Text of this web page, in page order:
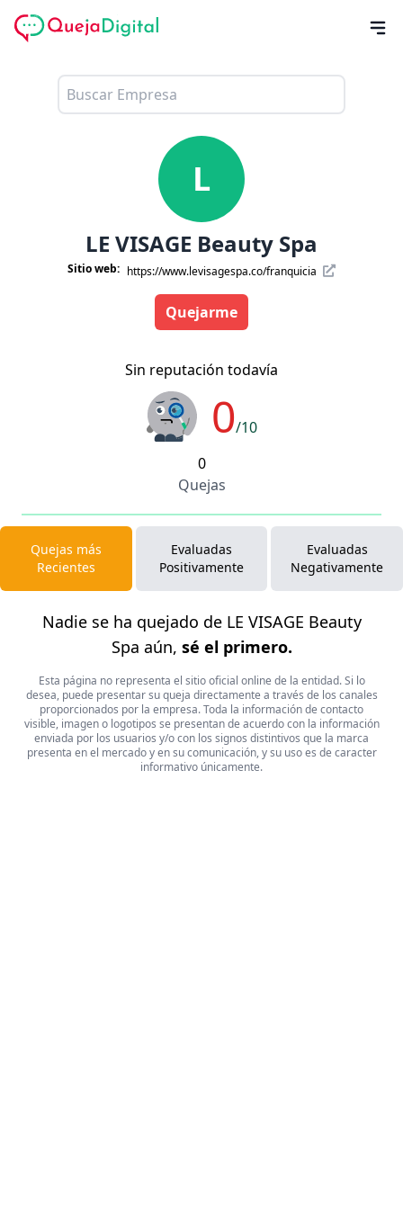
L
LE VISAGE Beauty Spa
Sitio web: https://www.levisagespa.co/franquicia
Quejarme
Sin reputación todavía
0/10
0
Quejas
Quejas más
Recientes
Evaluadas
Positivamente
Evaluadas
Negativamente
Nadie se ha quejado de LE VISAGE Beauty
Spa aún, sé el primero.
Esta página no representa el sitio oficial online de la entidad. Si lo
desea, puede presentar su queja directamente a través de los canales
proporcionados por la empresa. Toda la información de contacto
visible, imagen o logotipos se presentan de acuerdo con la información
enviada por los usuarios y/o con los signos distintivos que la marca
presenta en el mercado y en su comunicación, y su uso es de caracter
informativo únicamente.